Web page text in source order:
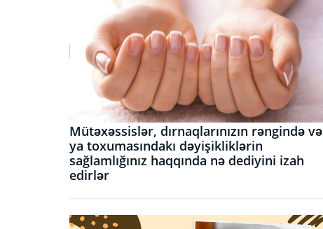
Mütəxəssislər, dırnaqlarınızın rəngində və
ya toxumasındakı dəyişikliklərin
sağlamlığınız haqqında nə dediyini izah
edirlər